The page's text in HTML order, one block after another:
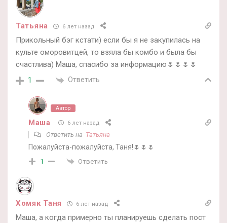
Татьяна 6 лет назад
Прикольный бэг кстати) если бы я не закупилась на
культе оморовитцей, то взяла бы комбо и была бы
счастлива) Маша, спасибо за информацию🌷🌷🌷🌷
1 Ответить
Автор
Маша 6 лет назад
Ответить на Татьяна
Пожалуйста-пожалуйста, Таня!🌷🌷🌷
1 Ответить
Хомяк Таня 6 лет назад
Маша, а когда примерно ты планируешь сделать пост